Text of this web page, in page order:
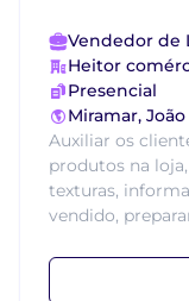
Vendedor de
Heitor
Presencial
Miramar,
Auxiliar os
produtos na
texturas,
vendido,